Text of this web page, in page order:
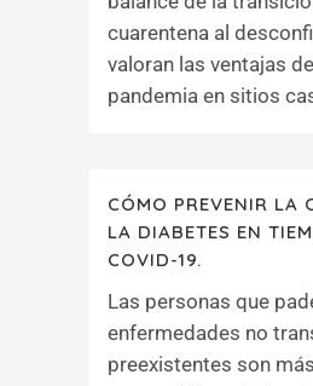
cuarentena al
valoran las ventajas
pandemia en sitios
CÓMO PREVENIR LA
LA DIABETES EN
COVID-19.
Las personas que
enfermedades no
preexistentes son más